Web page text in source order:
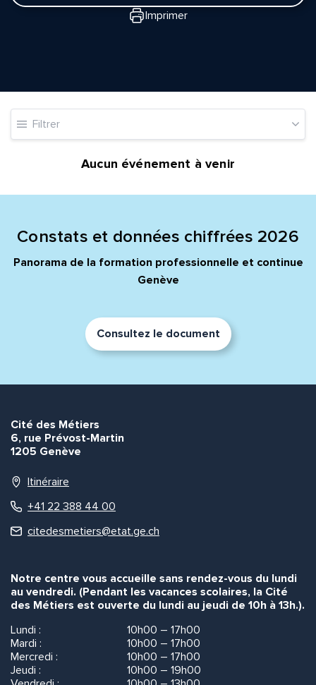
Imprimer
Filtrer
Aucun événement à venir
Constats et données chiffrées 2026
Panorama de la formation professionnelle et continue
Genève
Consultez le document
Cité des Métiers
6, rue Prévost-Martin
1205 Genève
Itinéraire
+41 22 388 44 00
citedesmetiers@etat.ge.ch
Notre centre vous accueille sans rendez-vous du lundi
au vendredi. (Pendant les vacances scolaires, la Cité
des Métiers est ouverte du lundi au jeudi de 10h à 13h.).
Lundi :
10h00 – 17h00
Mardi :
10h00 – 17h00
Mercredi :
10h00 – 17h00
Jeudi :
10h00 – 19h00
Prénom et nom*
Adresse e-mail*
Quelle est la pertinence de cette page?